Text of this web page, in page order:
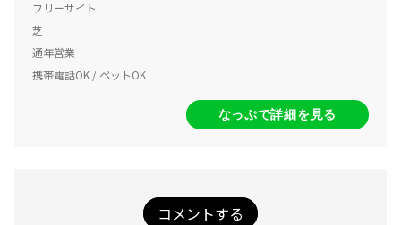
フリーサイト
芝
通年営業
携帯電話OK / ペットOK
なっぷで詳細を見る
コメントする